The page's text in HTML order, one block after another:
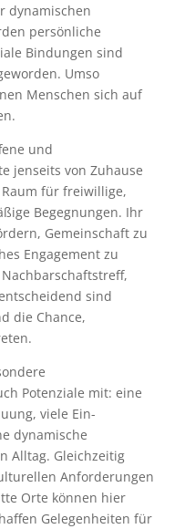
dynamischen
persönliche
Bindungen sind
Umso
Menschen sich auf
und
jenseits von Zuhause
für freiwillige,
Begegnungen. Ihr
Gemeinschaft zu
Engagement zu
sind
die Chance,
Potenziale mit: eine
viele Ein-
dynamische
Alltag. Gleichzeitig
Anforderungen
Orte können hier
Gelegenheiten für